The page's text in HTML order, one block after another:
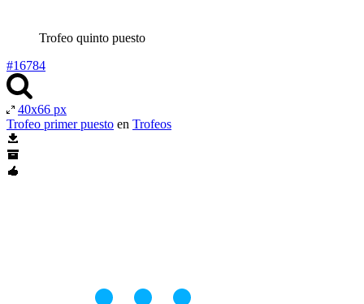
Trofeo quinto puesto
#16784
40x66 px
Trofeo primer puesto en Trofeos